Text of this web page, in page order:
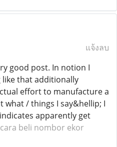
แจ้งลบ
good post. In notion I
that additionally
effort to manufacture a
what / things I say&hellip; I
apparently get
cara beli nombor ekor